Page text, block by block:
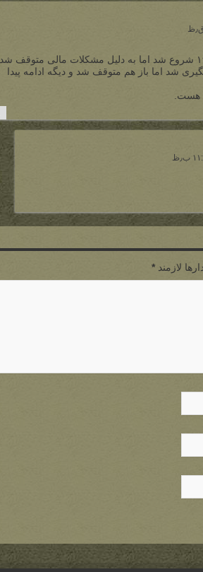
ساخت این فیلم در سال ۱۹۹۹ شروع شد اما به دلیل مشکلات مالی متوقف شد.
پیگیری شد اما باز هم متوقف شد و دیگه ادامه پیدا
لازمند*